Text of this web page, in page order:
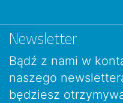
Newsletter
Bądź z nami w
naszego
będziesz